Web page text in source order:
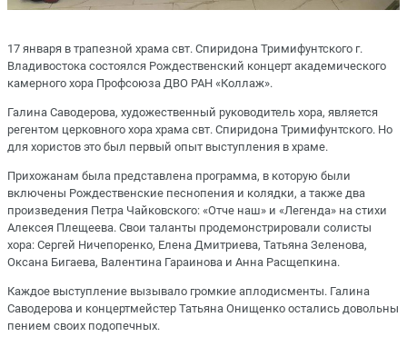
17 января в трапезной храма свт. Спиридона Тримифунтского г.
Владивостока состоялся Рождественский концерт академического
камерного хора Профсоюза ДВО РАН «Коллаж».
Галина Саводерова, художественный руководитель хора, является
регентом церковного хора храма свт. Спиридона Тримифунтского. Но
для хористов это был первый опыт выступления в храме.
Прихожанам была представлена программа, в которую были
включены Рождественские песнопения и колядки, а также два
произведения Петра Чайковского: «Отче наш» и «Легенда» на стихи
Алексея Плещеева. Свои таланты продемонстрировали солисты
хора: Сергей Ничепоренко, Елена Дмитриева, Татьяна Зеленова,
Оксана Бигаева, Валентина Гараинова и Анна Расщепкина.
Каждое выступление вызывало громкие аплодисменты. Галина
Саводерова и концертмейстер Татьяна Онищенко остались довольны
пением своих подопечных.